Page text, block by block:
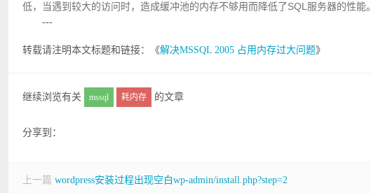
低，当遇到较大的访问时，造成缓冲池的内存不够用而降低了SQL服务器的性能。
---
转载请注明本文标题和链接：《解决MSSQL 2005 占用内存过大问题》
继续浏览有关 mssql 耗内存 的文章
分享到：
上一篇 wordpress安装过程出现空白wp-admin/install.php?step=2